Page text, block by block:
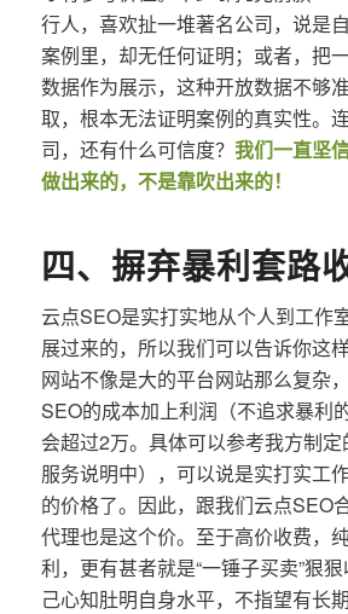
行人，喜欢扯一堆著名公司，说是
案例里，却无任何证明；或者，把
数据作为展示，这种开放数据不够
取，根本无法证明案例的真实性。
司，还有什么可信度？ 我们一直坚
做出来的，不是靠吹出来的！
四、摒弃暴利套路
云点SEO是实打实地从个人到工作
展过来的，所以我们可以告诉你这
网站不像是大的平台网站那么复杂
SEO的成本加上利润（不追求暴利
会超过2万。具体可以参考我方制
服务说明中），可以说是实打实工
的价格了。因此，跟我们云点SEO
代理也是这个价。至于高价收费，
利，更有甚者就是“一锤子买卖”狠
己心知肚明自身水平，不指望有长期